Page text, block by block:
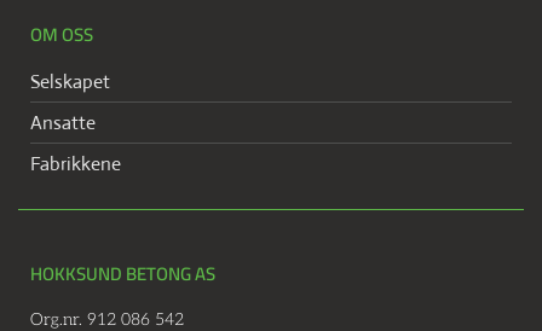
OM OSS
Selskapet
Ansatte
Fabrikkene
HOKKSUND BETONG AS
Org.nr. 912 086 542